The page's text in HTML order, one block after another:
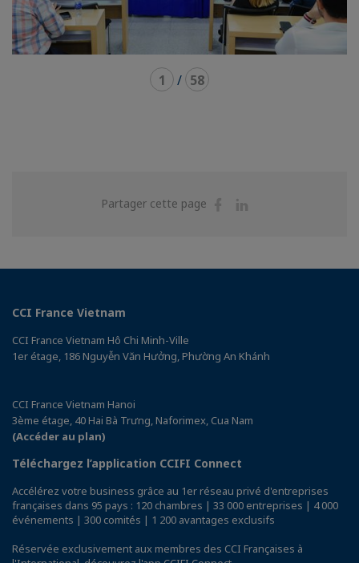
1 / 58
Partager cette page
Partager
CCI France Vietnam
CCI France Vietnam Hô Chi Minh-Ville
1er étage, 186 Nguyễn Văn Hưởng, Phường An Khánh
CCI France Vietnam Hanoi
3ème étage, 40 Hai Bà Trưng, Naforimex, Cua Nam
(Accéder au plan)
Téléchargez l’application CCIFI Connect
Accélérez votre business grâce au 1er réseau privé d'entreprises
françaises dans 95 pays : 120 chambres | 33 000 entreprises | 4 000
événements | 300 comités | 1 200 avantages exclusifs
Réservée exclusivement aux membres des CCI Françaises à